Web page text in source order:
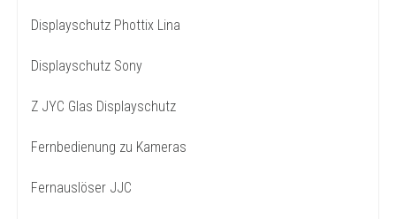
Displayschutz Phottix Lina
Displayschutz Sony
Z JYC Glas Displayschutz
Fernbedienung zu Kameras
Fernauslöser JJC